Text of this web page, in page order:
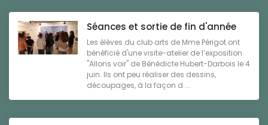
Séances et sortie de fin d'année
Les élèves du club arts de Mme Périgot ont
bénéficié d'une visite-atelier de l’exposition
"Allons voir" de Bénédicte Hubert-Darbois le 4
juin. Ils ont peu réaliser des dessins,
découpages, à la façon d ...